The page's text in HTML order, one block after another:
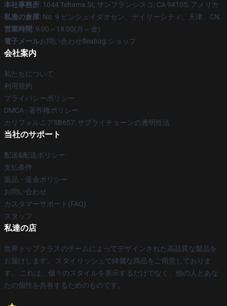
本社事務所: 1044 Tehama St, サンフランシスコ, CA 94105, アメリカ
私達の倉庫: No. 9 ビンシュイダオセン、デイリーシティ、天津、CN
営業時間: 9:00～18:00(月～金)
電子メールお問い合わせfleabag.ショップ
会社案内
私たちについて
利用規約
プライバシーポリシー
DMCA - 著作権ポリシー
カリフォルニアSB657: サプライチェーンの透明性法
当社のサポート
配送&配送ポリシー
支払条件
返品・返金ポリシー
お問い合わせ
カスタマーサポート(FAQ)
スタッフ
私達の店
世界トップクラスのチームによってデザインされた高品質な製品を
お届けします。 スタイリッシュで綺麗な商品をご用意しておりま
す。 これは、個々のスタイルを表示するだけでなく、他の人とあな
たの個性を共有するためのものです。